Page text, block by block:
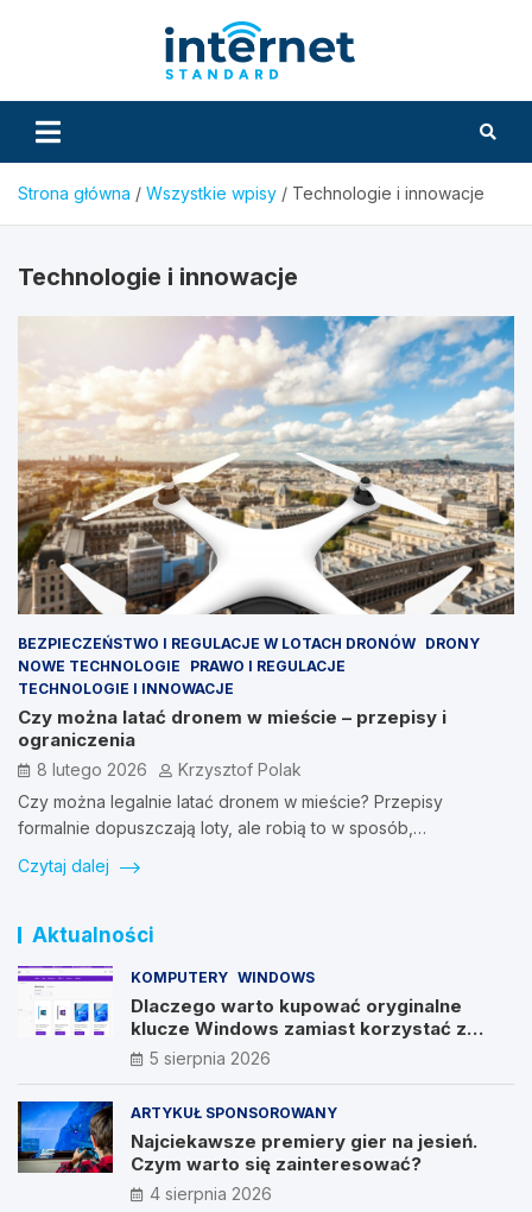
Strona główna Wszystkie wpisy Technologie i innowacje
Technologie i innowacje
BEZPIECZEŃSTWO I REGULACJE W LOTACH DRONÓW DRONY
NOWE TECHNOLOGIE
PRAWO I REGULACJE
TECHNOLOGIE I INNOWACJE
Czy można latać dronem w mieście – przepisy i
ograniczenia
8 lutego 2026
Krzysztof Polak
Czy można legalnie latać dronem w mieście? Przepisy
formalnie dopuszczają loty, ale robią to w sposób,…
Czytaj dalej
Aktualności
KOMPUTERY WINDOWS
Dlaczego warto kupować oryginalne
klucze Windows zamiast korzystać z
nieautoryzowanych źródeł?
5 sierpnia 2026
ARTYKUŁ SPONSOROWANY
Najciekawsze premiery gier na jesień.
Czym warto się zainteresować?
4 sierpnia 2026